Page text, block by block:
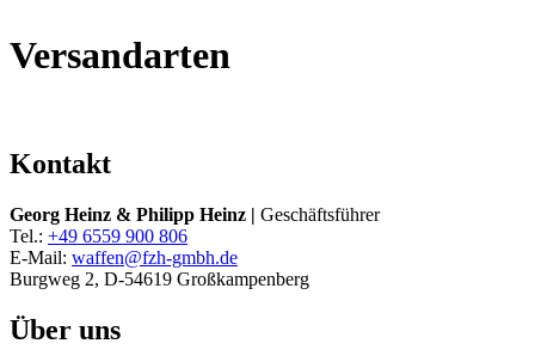
Versandarten
Kontakt
Georg Heinz & Philipp Heinz | Geschäftsführer
Tel.: +49 6559 900 806
E-Mail: waffen@fzh-gmbh.de
Burgweg 2, D-54619 Großkampenberg
Über uns